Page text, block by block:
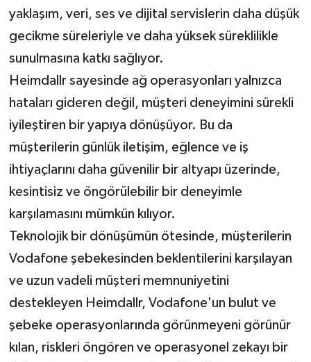
yaklaşım, veri, ses ve dijital servislerin daha düşük
gecikme süreleriyle ve daha yüksek süreklilikle
sunulmasına katkı sağlıyor.
Heimdallr sayesinde ağ operasyonları yalnızca
hataları gideren değil, müşteri deneyimini sürekli
iyileştiren bir yapıya dönüşüyor. Bu da
müşterilerin günlük iletişim, eğlence ve iş
ihtiyaçlarını daha güvenilir bir altyapı üzerinde,
kesintisiz ve öngörülebilir bir deneyimle
karşılamasını mümkün kılıyor.
Teknolojik bir dönüşümün ötesinde, müşterilerin
Vodafone şebekesinden beklentilerini karşılayan
ve uzun vadeli müşteri memnuniyetini
destekleyen Heimdallr, Vodafone'un bulut ve
şebeke operasyonlarında görünmeyeni görünür
kılan, riskleri öngören ve operasyonel zekayı bir